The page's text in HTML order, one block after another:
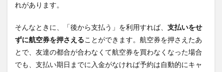
れがあります。
そんなときに、「後から支払う」を利用すれば、 支払いをせ
ずに航空券を押さえることができます。航空券を押さえたあ
とで、友達の都合が合わなくて航空券を買わなくなった場合
でも、支払い期日までに入金がなければ予約は自動的にキャ